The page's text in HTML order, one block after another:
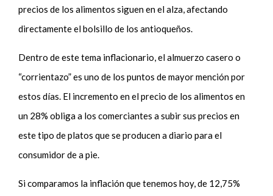
precios de los alimentos siguen en el alza, afectando
directamente el bolsillo de los antioqueños.
Dentro de este tema inflacionario, el almuerzo casero o
“corrientazo” es uno de los puntos de mayor mención por
estos días. El incremento en el precio de los alimentos en
un 28% obliga a los comerciantes a subir sus precios en
este tipo de platos que se producen a diario para el
consumidor de a pie.
Si comparamos la inflación que tenemos hoy, de 12,75%